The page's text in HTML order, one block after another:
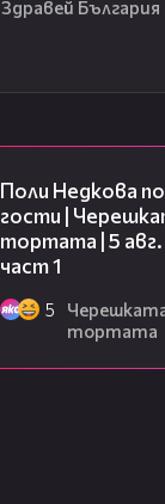
Здравей България
Поли Недкова
гости |
тортата | 5 авг.
част 1
5
тортата